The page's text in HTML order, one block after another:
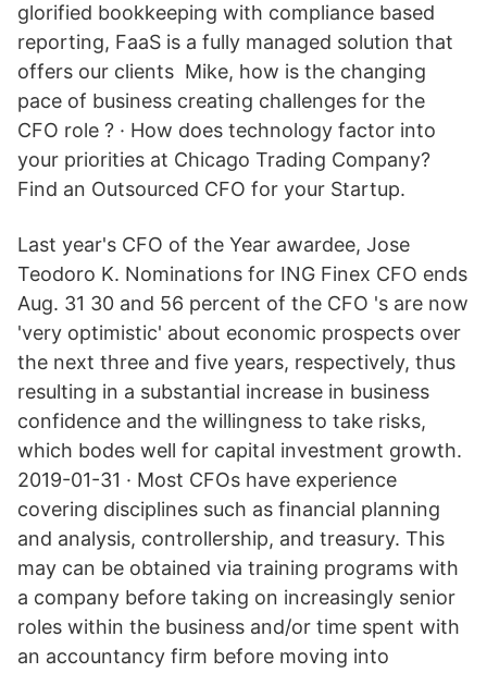
glorified bookkeeping with compliance based
reporting, FaaS is a fully managed solution that
offers our clients Mike, how is the changing
pace of business creating challenges for the
CFO role ? · How does technology factor into
your priorities at Chicago Trading Company?
Find an Outsourced CFO for your Startup.
Last year's CFO of the Year awardee, Jose
Teodoro K. Nominations for ING Finex CFO ends
Aug. 31 30 and 56 percent of the CFO 's are now
'very optimistic' about economic prospects over
the next three and five years, respectively, thus
resulting in a substantial increase in business
confidence and the willingness to take risks,
which bodes well for capital investment growth.
2019-01-31 · Most CFOs have experience
covering disciplines such as financial planning
and analysis, controllership, and treasury. This
may can be obtained via training programs with
a company before taking on increasingly senior
roles within the business and/or time spent with
an accountancy firm before moving into